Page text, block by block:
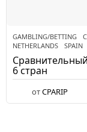
GAMBLING/BETTING
NETHERLANDS
,SPAIN
6 стран
отCPARIP